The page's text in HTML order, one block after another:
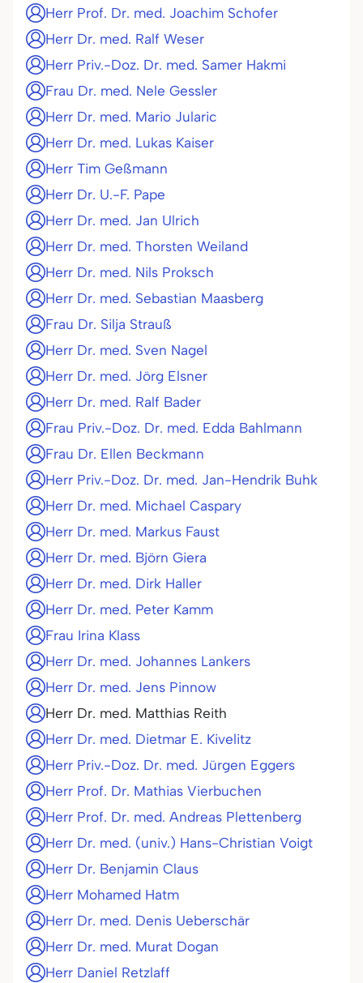
Herr Prof. Dr. med. Joachim Schofer
Herr Dr. med. Ralf Weser
Herr Priv.-Doz. Dr. med. Samer Hakmi
Frau Dr. med. Nele Gessler
Herr Dr. med. Mario Jularic
Herr Dr. med. Lukas Kaiser
Herr Tim Geßmann
Herr Dr. U.-F. Pape
Herr Dr. med. Jan Ulrich
Herr Dr. med. Thorsten Weiland
Herr Dr. med. Nils Proksch
Herr Dr. med. Sebastian Maasberg
Frau Dr. Silja Strauß
Herr Dr. med. Sven Nagel
Herr Dr. med. Jörg Elsner
Herr Dr. med. Ralf Bader
Frau Priv.-Doz. Dr. med. Edda Bahlmann
Frau Dr. Ellen Beckmann
Herr Priv.-Doz. Dr. med. Jan-Hendrik Buhk
Herr Dr. med. Michael Caspary
Herr Dr. med. Markus Faust
Herr Dr. med. Björn Giera
Herr Dr. med. Dirk Haller
Herr Dr. med. Peter Kamm
Frau Irina Klass
Herr Dr. med. Johannes Lankers
Herr Dr. med. Jens Pinnow
Herr Dr. med. Matthias Reith
Herr Dr. med. Dietmar E. Kivelitz
Herr Priv.-Doz. Dr. med. Jürgen Eggers
Herr Prof. Dr. Mathias Vierbuchen
Herr Prof. Dr. med. Andreas Plettenberg
Herr Dr. med. (univ.) Hans-Christian Voigt
Herr Dr. Benjamin Claus
Herr Mohamed Hatm
Herr Dr. med. Denis Ueberschär
Herr Dr. med. Murat Dogan
Herr Daniel Retzlaff